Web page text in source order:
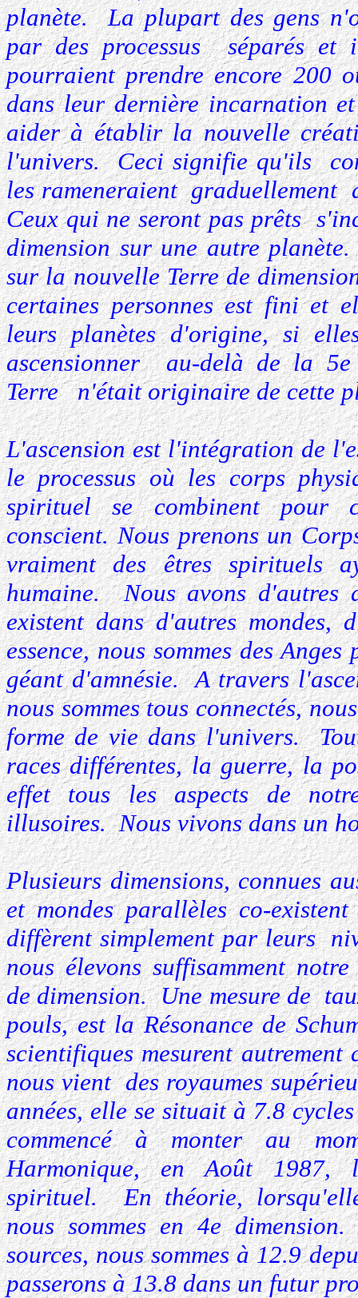
planète. La plupart des gens
par des processus séparés et
pourraient prendre encore 200
dans leur dernière incarnation
aider à établir la nouvelle
l'univers. Ceci signifie qu'ils
les rameneraient graduellement
Ceux qui ne seront pas prêts
dimension sur une autre
sur la nouvelle Terre de
certaines personnes est fini et
leurs planètes d'origine, si
ascensionner au-delà de la
Terre n'était originaire de cette
L'ascension est l'intégration de
le processus où les corps
spirituel se combinent pour
conscient. Nous prenons un
vraiment des êtres spirituels
humaine. Nous avons d'autres
existent dans d'autres mondes,
essence, nous sommes des
géant d'amnésie. A travers
nous sommes tous connectés,
forme de vie dans l'univers.
races différentes, la guerre, la
effet tous les aspects de
illusoires. Nous vivons dans un
Plusieurs dimensions, connues
et mondes parallèles co-
diffèrent simplement par leurs
nous élevons suffisamment
de dimension. Une mesure de
pouls, est la Résonance de
scientifiques mesurent
nous vient des royaumes
années, elle se situait à 7.8
commencé à monter au
Harmonique, en Août 1987,
spirituel. En théorie,
nous sommes en 4e
sources, nous sommes à 12.9
passerons à 13.8 dans un futur